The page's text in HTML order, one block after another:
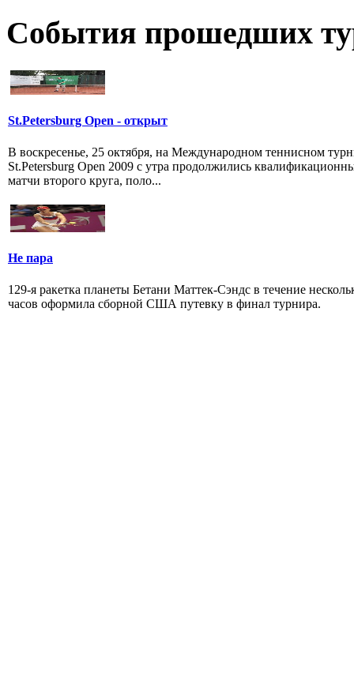
События прошедших
St.Petersburg Open - открыт
В воскресенье, 25 октября, на Международном теннисном
St.Petersburg Open 2009 с утра продолжились
матчи второго круга, поло...
Не пара
129-я ракетка планеты Бетани Маттек-Сэндс в течение
часов оформила сборной США путевку в финал турнира.